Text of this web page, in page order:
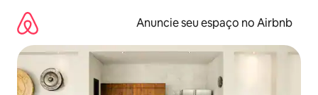
para
conteúdo
Anuncie seu espaço no Airbnb